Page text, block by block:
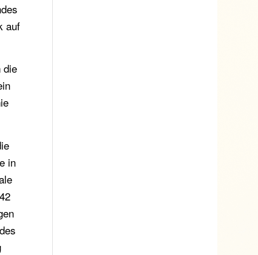
auf
die
in